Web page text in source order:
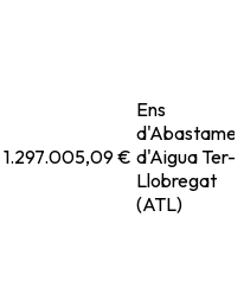
1.297.005,09 €
Ens
d'Aigua Ter-
Llobregat
(ATL)